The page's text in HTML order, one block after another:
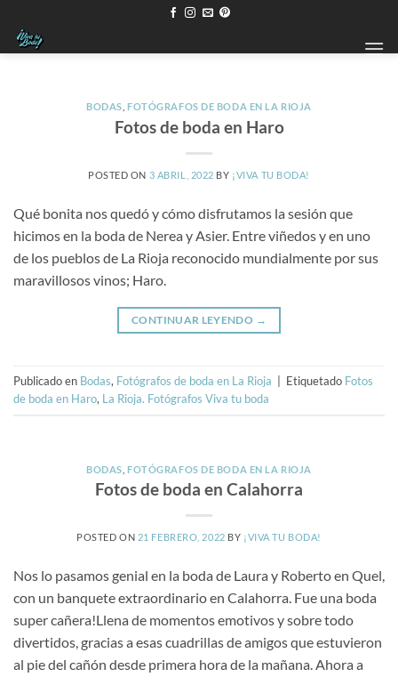
contenido
BODAS ,FOTÓGRAFOS DE BODA EN LA RIOJA
Fotos de boda en Haro
POSTED ON 3 ABRIL, 2022 BY ¡VIVA TU BODA!
Qué bonita nos quedó y cómo disfrutamos la sesión que
hicimos en la boda de Nerea y Asier. Entre viñedos y en uno
de los pueblos de La Rioja reconocido mundialmente por sus
maravillosos vinos; Haro.
CONTINUAR LEYENDO →
Publicado en Bodas, Fotógrafos de boda en La Rioja Etiquetado Fotos
de boda en Haro, La Rioja. Fotógrafos Viva tu boda
BODAS ,FOTÓGRAFOS DE BODA EN LA RIOJA
Fotos de boda en Calahorra
POSTED ON 21 FEBRERO, 2022 BY ¡VIVA TU BODA!
Nos lo pasamos genial en la boda de Laura y Roberto en Quel,
con un banquete extraordinario en Calahorra. Fue una boda
super cañera!Llena de momentos emotivos y sobre todo
divertidos, gracias a esas cuadrillas de amigos que estuvieron
al pie del cañón desde primera hora de la mañana. Ahora a